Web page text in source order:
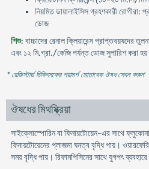
নিয়মিত ডায়ালাইসিস গ্রহণকারী রোগীরা:
ডোজ
শিশু: বাচ্চাদের রেনাল ক্লিয়ারেন্স প্রাপ্তবয়ষদের
এবং ১২ মি.গ্রা./কেজি পর্যন্ত ডোজ সুপারিশ করা
* রেজিস্টার্ড চিকিৎসকের পরামর্শ মোতাবেক ঔষধ সেবন করুন'
ঔষধের মিথষ্ক্রিয়া
সাইক্লোস্পোরিন বা ফিনায়টোয়েন-এর সাথে
ফিনায়টোয়েনের প্লাজমা ঘনত্ব বৃদ্ধি পায়।
সময় বৃদ্ধি পায়। রিফামপিসিনের সাথে যুগপৎ